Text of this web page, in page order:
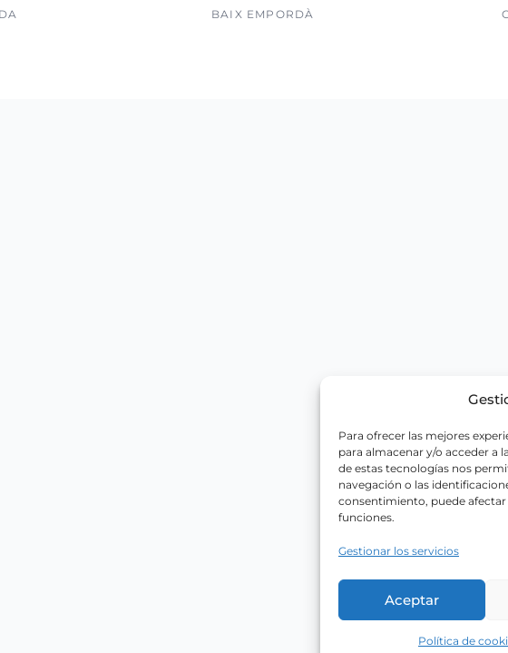
Para ofrecer las mejores
para almacenar y/o acceder a
de estas tecnologías nos
navegación o las
consentimiento, puede
funciones.
Gestionar los servicios
Aceptar
Política de
BAIX EMPORDÀ